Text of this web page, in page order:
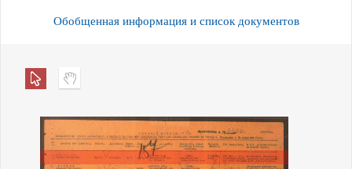
Обобщенная информация и список документов